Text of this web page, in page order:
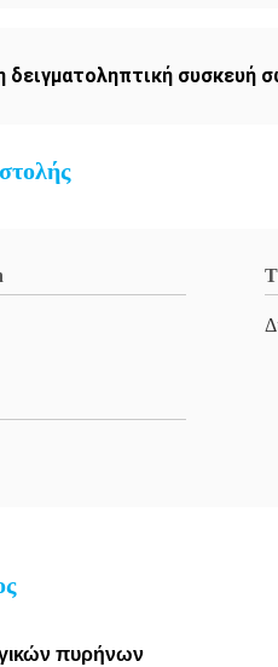
δειγματοληπτική συσκευή
πυρήνων